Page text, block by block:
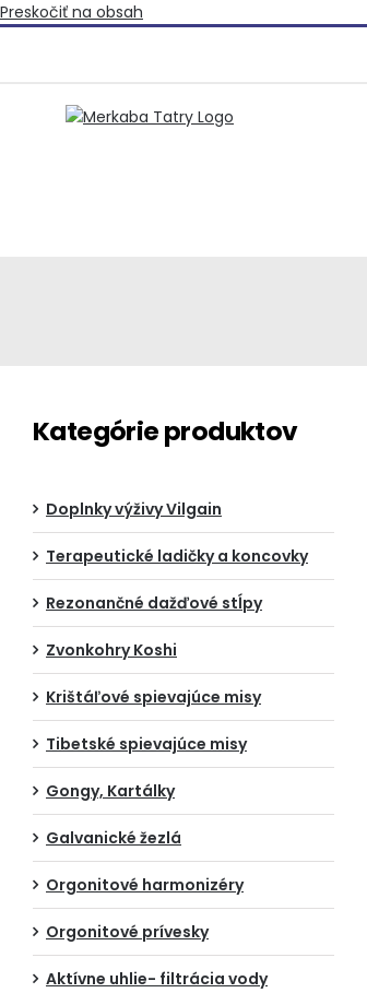
Preskočiť na obsah
Kategórie produktov
Doplnky výživy Vilgain
Terapeutické ladičky a koncovky
Rezonančné dažďové stĺpy
Zvonkohry Koshi
Krištáľové spievajúce misy
Tibetské spievajúce misy
Gongy, Kartálky
Galvanické žezlá
Orgonitové harmonizéry
Orgonitové prívesky
Aktívne uhlie- filtrácia vody